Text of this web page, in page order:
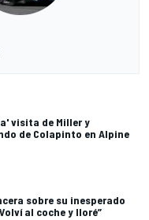
visita de Miller y
de Colapinto en Alpine
sobre su inesperado
al coche y lloré”